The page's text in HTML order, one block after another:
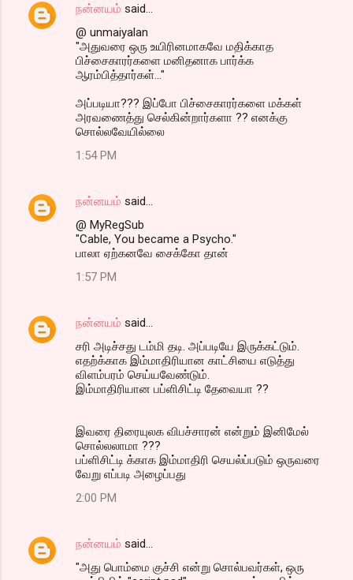
நன்னயம் said…
@ unmaiyalan
"அதுவரை ஒரு உயிரினமாகவே மதிக்காத
பிச்சைகாரர்களை மனிதனாக பார்க்க
ஆரம்பித்தார்கள்..."
அப்படியா??? இப்போ பிச்சைகாரர்களை மக்கள்
அரவணைத்து செல்கின்றார்களா ?? எனக்கு
சொல்லவேயில்லை
1:54 PM
நன்னயம் said…
@ MyRegSub
"Cable, You became a Psycho."
பாலா ஏற்கனவே சைக்கோ தான்
1:57 PM
நன்னயம் said…
சரி அடிச்சது டம்மி தடி. அப்படியே இருக்கட்டும்.
எதற்க்காக இம்மாதிரியான காட்சியை எடுத்து
விளம்பரம் செய்யவேண்டும்.
இம்மாதிரியான பப்ளிசிட்டி தேவையா ??
இவரை திரையுலக விபச்சாரன் என்றும் இனிமேல்
சொல்லலாமா ???
பப்ளிசிட்டி க்காக இம்மாதிரி செயல்ப்படும் ஒருவரை
வேறு எப்படி அழைப்பது
2:00 PM
நன்னயம் said…
"அது பொம்மை குச்சி என்று சொல்பவர்கள், ஒரு